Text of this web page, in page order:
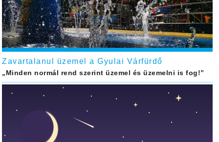
Zavartalanul üzemel a Gyulai Várfürdő
„Minden normál rend szerint üzemel és üzemelni is fog!”